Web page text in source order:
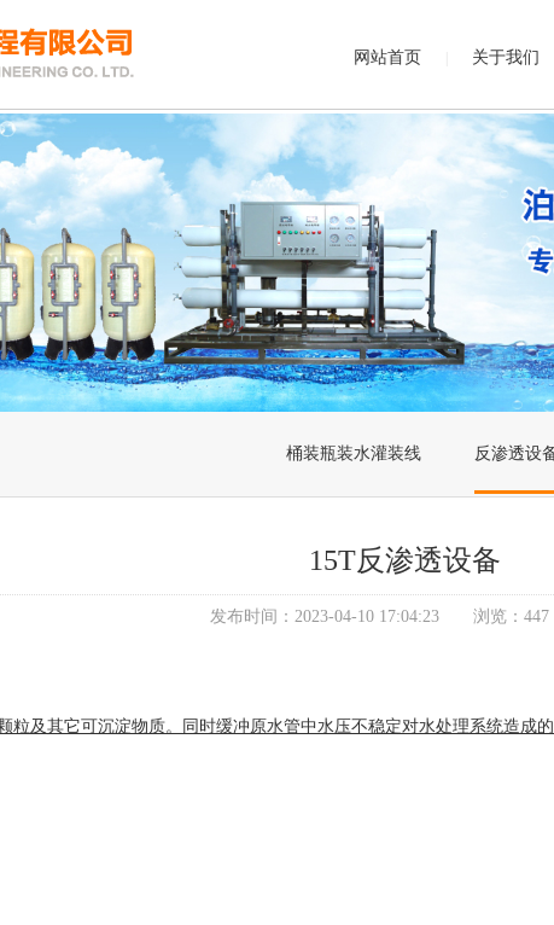
网站首页 关于我们
桶装瓶装水灌装线 反渗透设
15T反渗透设备
发布时间： 2023-04-10 17:04:23 浏览： 447
粒及其它可沉淀物质。同时缓冲原水管中水压不稳定对水处理系统造成